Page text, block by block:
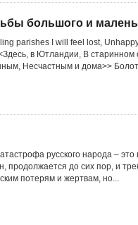
большого и
parishes I will feel lost,
в Ютландии, В старинном
Несчастным и дома>>
русского народа –
продолжается до сих пор, и
потерям и жертвам, но...